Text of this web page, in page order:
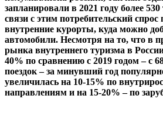
запланировали в 2021 году более
связи с этим потребительский спрос
внутренние курорты, куда можно
автомобили. Несмотря на то, что в
рынка внутреннего туризма в
40% по сравнению с 2019 годом – с
поездок – за минувший год
увеличилась на 10-15% по
направлениям и на 15-20% – по